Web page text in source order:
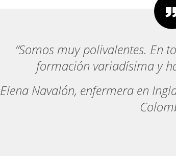
“Somos muy polivalentes. En
formación variadísima y
Elena Navalón, enfermera en